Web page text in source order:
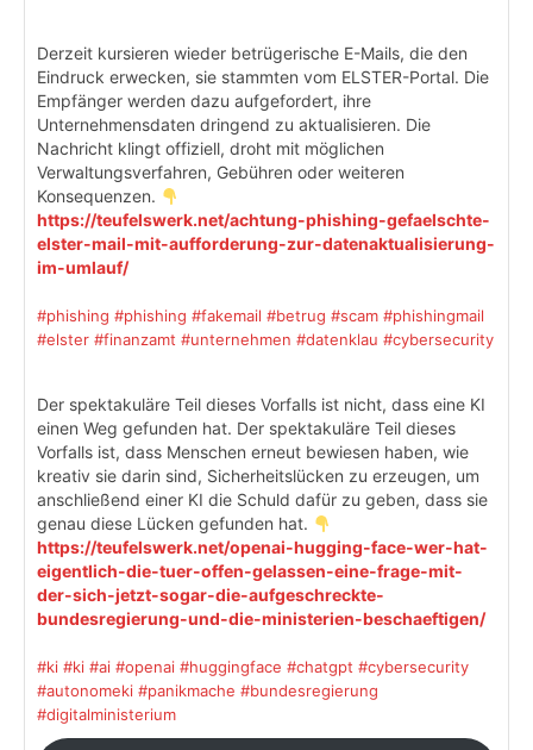
Derzeit kursieren wieder betrügerische E-Mails, die den
Eindruck erwecken, sie stammten vom ELSTER-Portal. Die
Empfänger werden dazu aufgefordert, ihre
Unternehmensdaten dringend zu aktualisieren. Die
Nachricht klingt offiziell, droht mit möglichen
Verwaltungsverfahren, Gebühren oder weiteren
Konsequenzen.
https://teufelswerk.net/achtung-phishing-gefaelschte-
elster-mail-mit-aufforderung-zur-datenaktualisierung-
im-umlauf/
#phishing #phishing #fakemail #betrug #scam #phishingmail
#elster #finanzamt #unternehmen #datenklau #cybersecurity
Der spektakuläre Teil dieses Vorfalls ist nicht, dass eine KI
einen Weg gefunden hat. Der spektakuläre Teil dieses
Vorfalls ist, dass Menschen erneut bewiesen haben, wie
kreativ sie darin sind, Sicherheitslücken zu erzeugen, um
anschließend einer KI die Schuld dafür zu geben, dass sie
genau diese Lücken gefunden hat.
https://teufelswerk.net/openai-hugging-face-wer-hat-
eigentlich-die-tuer-offen-gelassen-eine-frage-mit-
der-sich-jetzt-sogar-die-aufgeschreckte-
bundesregierung-und-die-ministerien-beschaeftigen/
#ki #ki #ai #openai #huggingface #chatgpt #cybersecurity
#autonomeki #panikmache #bundesregierung
#digitalministerium